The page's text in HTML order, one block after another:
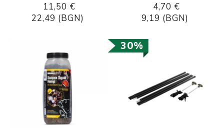
11,50 €
22,49 (BGN)
4,70 €
9,19 (BGN)
30%